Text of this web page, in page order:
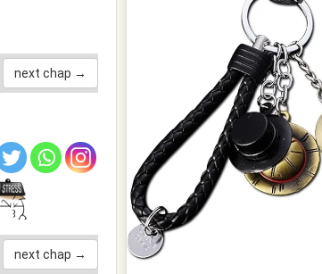
next chap →
next chap →